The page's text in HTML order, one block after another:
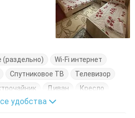
(раздельно)
Wi-Fi интернет
Спутниковое ТВ
Телевизор
Диван
Кресло
Кровати односпальные
удобства